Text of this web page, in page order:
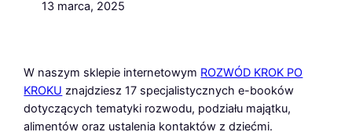
13 marca, 2025
W naszym sklepie internetowym ROZWÓD KROK PO
KROKU znajdziesz 17 specjalistycznych e-booków
dotyczących tematyki rozwodu, podziału majątku,
alimentów oraz ustalenia kontaktów z dziećmi.